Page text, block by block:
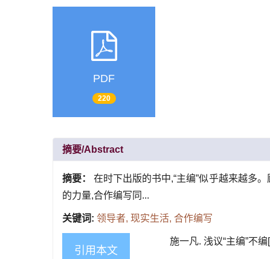
PDF
220
摘要/Abstract
摘要：在时下出版的书中,“主编”似乎越来越多
的力量,合作编写同...
关键词: 领导者, 现实生活, 合作编写
引用本文
施一凡. 浅议“主编”不